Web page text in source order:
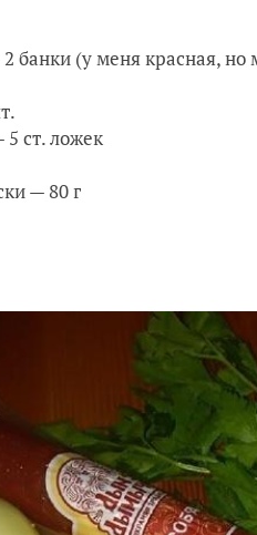
банки (у меня красная, но
ст. ложек
— 80 г